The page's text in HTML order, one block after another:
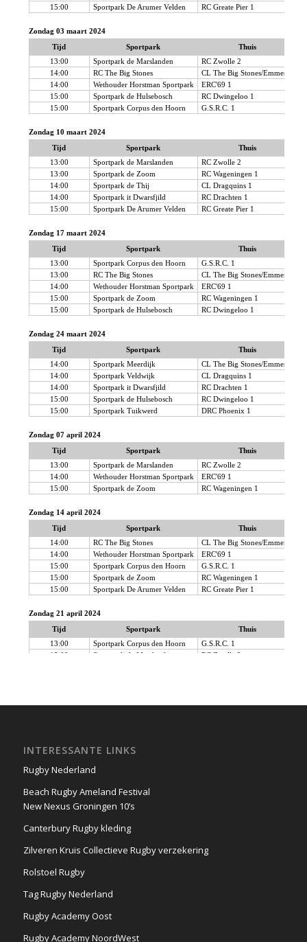
INTERESSANTE LINKS
Rugby Nederland
Beach Rugby Ameland Festival
New Nexus Groningen 10’s
Canterbury Rugby kleding
Zilveren Kruis Collectieve Rugby verzekering
Rolstoel Rugby
Tag Rugby Nederland
Rugby Academy Oost
Rugby Academy NoordWest